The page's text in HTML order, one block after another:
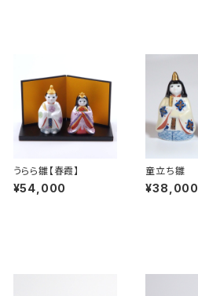
うらら雛【春霞】
¥54,000
童立ち雛
¥38,000